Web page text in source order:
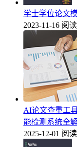
学士学位论文
2023-11-16 阅
AI论文查重工
能检测系统全
2025-12-01 阅